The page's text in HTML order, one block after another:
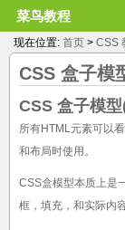
菜鸟教程
现在位置: 首页 > CSS
CSS 盒子模
CSS 盒子模
所有HTML元素可以
和布局时使用。
CSS盒模型本质上是
框，填充，和实际内容